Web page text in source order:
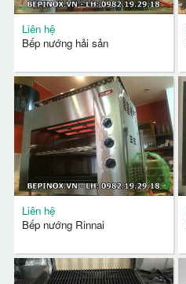
Liên hệ
Bếp nướng hải sản
Liên hệ
Bếp nướng Rinnai